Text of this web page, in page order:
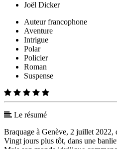
Joël Dicker
Auteur francophone
Aventure
Intrigue
Polar
Policier
Roman
Suspense
Le résumé
Braquage à Genève, 2 juillet 2022,
Vingt jours plus tôt, dans une